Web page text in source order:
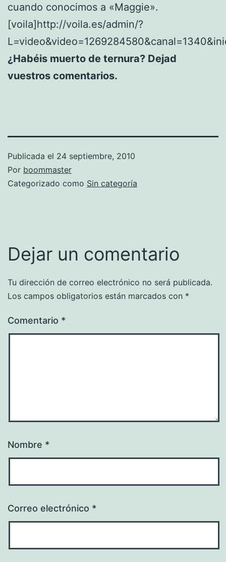
cuando conocimos a «Maggie».
[voila]http://voila.es/admin/?
¿Habéis muerto de ternura? Dejad
vuestros comentarios.
Publicada el 24 septiembre, 2010
Por boommaster
Categorizado como Sin categoría
Dejar un comentario
Tu dirección de correo electrónico no será publicada.
Los campos obligatorios están marcados con *
Comentario *
Nombre *
Correo electrónico *